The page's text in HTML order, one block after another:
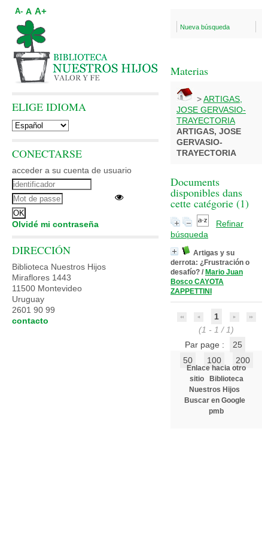
Nueva búsqueda
Materias
>ARTIGAS,
JOSE GERVASIO-
TRAYECTORIA
ARTIGAS, JOSE
GERVASIO-
TRAYECTORIA
Documents
disponibles dans
cette catégorie (1)
Refinar
búsqueda
Artigas y su
derrota: ¿Frustración o
desafío? / Mario Juan
Bosco CAYOTA
ZAPPETTINI
1
(1 - 1 / 1)
Par page :
25
50
100 200
Enlace hacia otro
sitio
Biblioteca
Nuestros Hijos
Buscar en Google
pmb
A- A A+
ELIGE IDIOMA
CONECTARSE
acceder a su cuenta de usuario
Olvidé mi contraseña
DIRECCIÓN
Biblioteca Nuestros Hijos
Miraflores 1443
11500 Montevideo
Uruguay
2601 90 99
contacto